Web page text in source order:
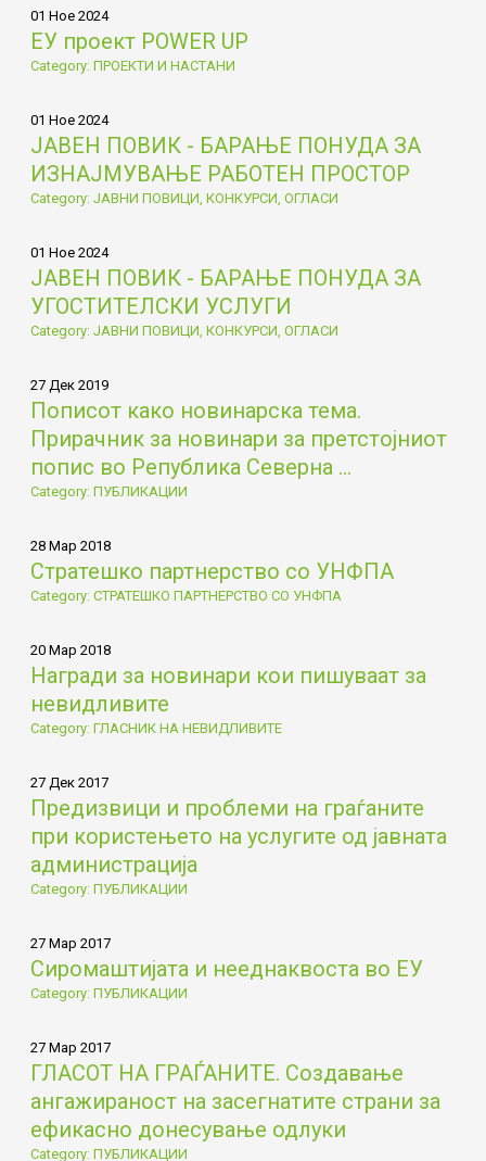
01 Ное 2024
ЕУ проект POWER UP
Category: ПРОЕКТИ И НАСТАНИ
01 Ное 2024
ЈАВЕН ПОВИК - БАРАЊЕ ПОНУДА ЗА
ИЗНАЈМУВАЊЕ РАБОТЕН ПРОСТОР
Category: ЈАВНИ ПОВИЦИ, КОНКУРСИ, ОГЛАСИ
01 Ное 2024
ЈАВЕН ПОВИК - БАРАЊЕ ПОНУДА ЗА
УГОСТИТЕЛСКИ УСЛУГИ
Category: ЈАВНИ ПОВИЦИ, КОНКУРСИ, ОГЛАСИ
27 Дек 2019
Пописот како новинарска тема.
Прирачник за новинари за претстојниот
попис во Република Северна ...
Category: ПУБЛИКАЦИИ
28 Мар 2018
Стратешко партнерство со УНФПА
Category: СТРАТЕШКО ПАРТНЕРСТВО СО УНФПА
20 Мар 2018
Награди за новинари кои пишуваат за
невидливите
Category: ГЛАСНИК НА НЕВИДЛИВИТЕ
27 Дек 2017
Предизвици и проблеми на граѓаните
при користењето на услугите од јавната
администрација
Category: ПУБЛИКАЦИИ
27 Мар 2017
Сиромаштијата и нееднаквоста во ЕУ
Category: ПУБЛИКАЦИИ
27 Мар 2017
ГЛАСОТ НА ГРАЃАНИТЕ. Создавање
ангажираност на засегнатите страни за
ефикасно донесување одлуки
Category: ПУБЛИКАЦИИ